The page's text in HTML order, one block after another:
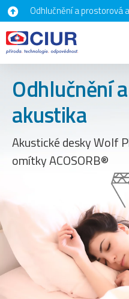
Odhlučnění a prostorová
Odhlučnění
akustika
Akustické desky Wolf
omítky ACOSORB®​